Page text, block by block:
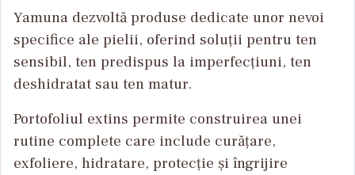
Yamuna dezvoltă produse dedicate unor nevoi
specifice ale pielii, oferind soluții pentru ten
sensibil, ten predispus la imperfecțiuni, ten
deshidratat sau ten matur.
Portofoliul extins permite construirea unei
rutine complete care include curățare,
exfoliere, hidratare, protecție și îngrijire